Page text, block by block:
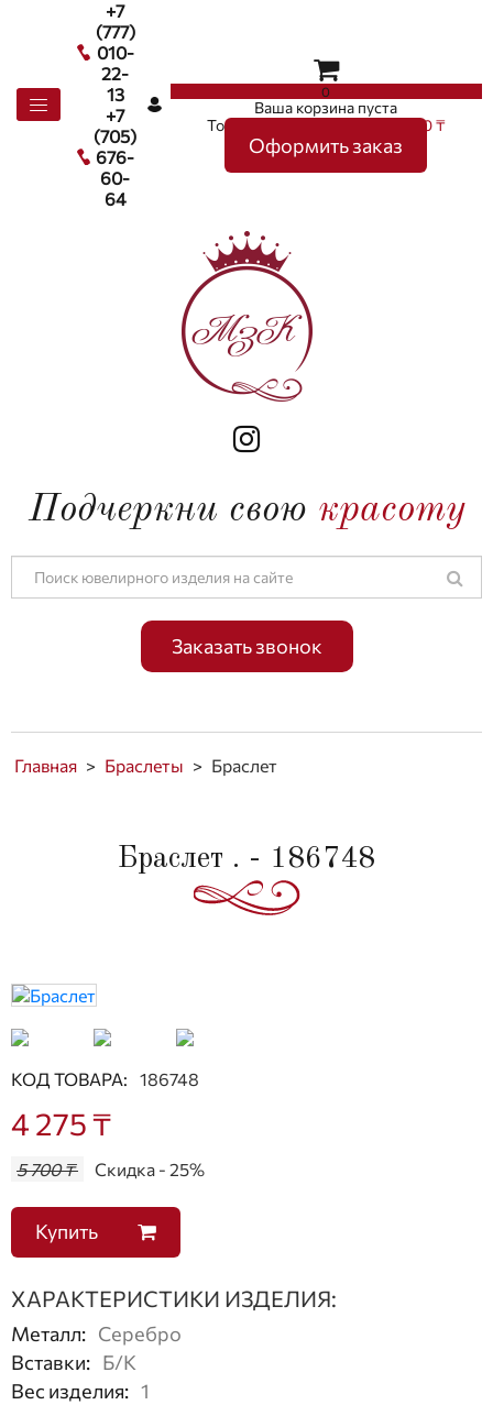
+7
(777)
010-
22-
13
+7
(705)
676-
60-
64
0
Ваша корзина пуста
Товаров в корзине
на сумму0 ₸
Оформить заказ
Подчеркни свою красоту
Заказать звонок
Главная > Браслеты > Браслет
Браслет . - 186748
КОД ТОВАРА: 186748
4 275 ₸
5 700 ₸ Скидка - 25%
Купить
ХАРАКТЕРИСТИКИ ИЗДЕЛИЯ:
Металл: Серебро
Вставки: Б/К
Вес изделия: 1